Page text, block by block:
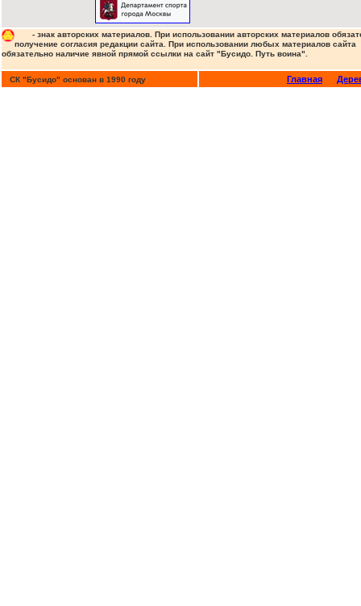
- знак авторских материалов. При использовании авторских материалов
получение согласия редакции сайта. При использовании любых материалов сайта
обязательно наличие явной прямой ссылки на сайт "Бусидо. Путь воина".
СК "Бусидо" основан в 1990 году Главная